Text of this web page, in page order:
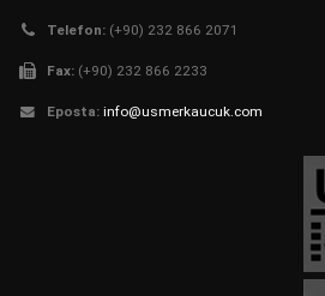
Telefon: (+90) 232 866 2071
Fax: (+90) 232 866 2233
Eposta: info@usmerkaucuk.com